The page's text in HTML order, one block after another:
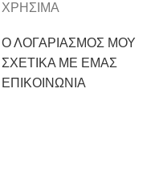
ΧΡΗΣΙΜΑ
Ο ΛΟΓΑΡΙΑΣΜΟΣ ΜΟΥ
ΣΧΕΤΙΚΑ ΜΕ ΕΜΑΣ
ΕΠΙΚΟΙΝΩΝΙΑ